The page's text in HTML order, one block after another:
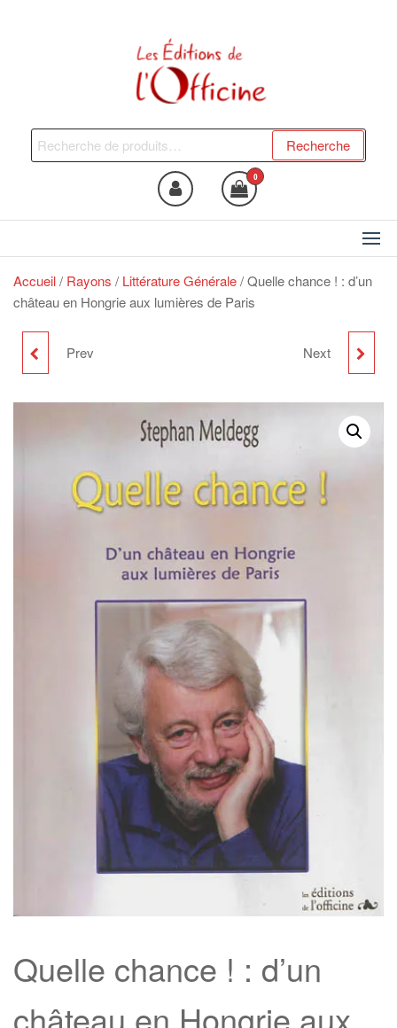
Les Editions de l'Officine
du bien !
Recherche
pour :
Recherche
0
Accueil/ Rayons / Littérature Générale/ Quelle chance ! : d’un
château en Hongrie aux lumières de Paris
IL ÉTAIT UNE FOIS... UN
GRAND : ÉCHANGES
ENTRE UNE MÈRE ET
DEUX
Prev SOUS LA MENACENext
Quelle chance ! : d’un
château en Hongrie aux